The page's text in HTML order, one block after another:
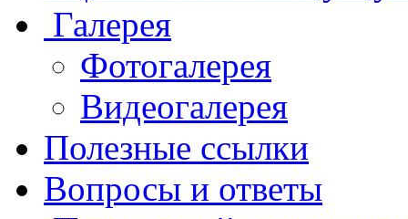
Галерея
Фотогалерея
Видеогалерея
Полезные ссылки
Вопросы и ответы